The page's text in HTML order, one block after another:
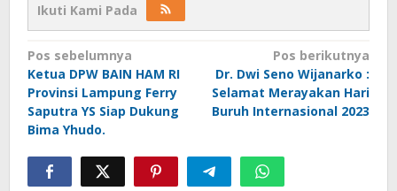
Ikuti Kami Pada
Navigasi
pos
Pos sebelumnya
Ketua DPW BAIN HAM RI
Provinsi Lampung Ferry
Saputra YS Siap Dukung
Bima Yhudo.
Pos berikutnya
Dr. Dwi Seno Wijanarko :
Selamat Merayakan Hari
Buruh Internasional 2023